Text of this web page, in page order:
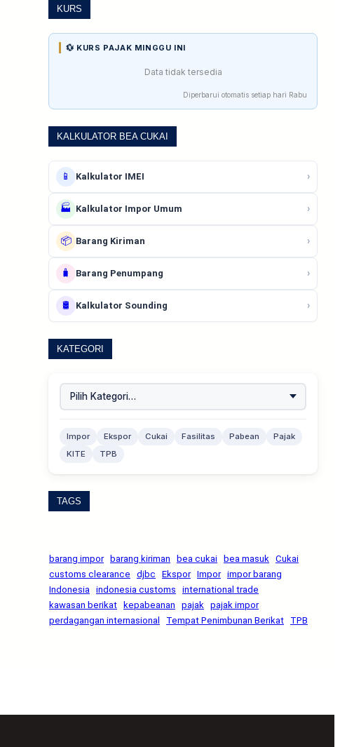
KURS
💱 KURS PAJAK MINGGU INI
Data tidak tersedia
Diperbarui otomatis setiap hari Rabu
KALKULATOR BEA CUKAI
📱 Kalkulator IMEI ›
🏭 Kalkulator Impor Umum ›
📦 Barang Kiriman ›
🧳 Barang Penumpang ›
🛢️ Kalkulator Sounding ›
KATEGORI
Impor Ekspor Cukai Fasilitas Pabean
Pajak
KITE
TPB
TAGS
barang impor barang kiriman bea cukai bea masuk
Cukai
customs clearance
djbc Ekspor Impor impor barang
Indonesia
indonesia customs
international trade
kawasan berikat kepabeanan pajak
pajak impor
perdagangan internasional
Tempat Penimbunan Berikat TPB